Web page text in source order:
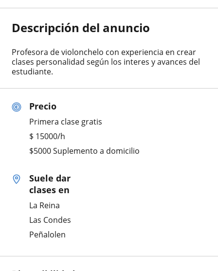
Precio
Primera clase gratis
$ 15000/h
$5000 Suplemento a domicilio
Suele dar
clases en
La Reina
Las Condes
Peñalolen
Descripción del anuncio
Profesora de violonchelo con experiencia en crear
clases personalidad según los interes y avances del
estudiante.